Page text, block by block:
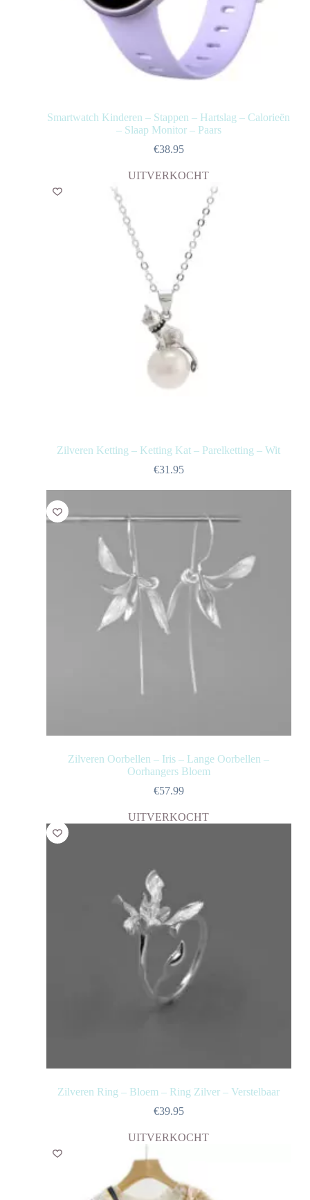
Smartwatch Kinderen – Stappen – Hartslag – Calorieën
– Slaap Monitor – Paars
€38.95
UITVERKOCHT
Zilveren Ketting – Ketting Kat – Parelketting – Wit
€31.95
Zilveren Oorbellen – Iris – Lange Oorbellen –
Oorhangers Bloem
€57.99
UITVERKOCHT
Zilveren Ring – Bloem – Ring Zilver – Verstelbaar
€39.95
UITVERKOCHT